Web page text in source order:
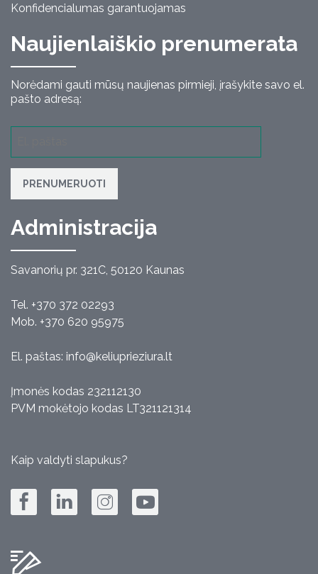
Konfidencialumas garantuojamas
Naujienlaiškio prenumerata
Norėdami gauti mūsų naujienas pirmieji, įrašykite savo el.
pašto adresą:
PRENUMERUOTI
Administracija
Savanorių pr. 321C, 50120 Kaunas
Tel. +370 372 02293
Mob. +370 620 95975
El. paštas: info@keliuprieziura.lt
Įmonės kodas 232112130
PVM mokėtojo kodas LT321121314
Kaip valdyti slapukus?